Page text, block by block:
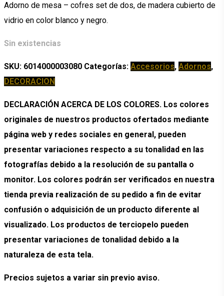
Adorno de mesa – cofres set de dos, de madera cubierto de
vidrio en color blanco y negro.
Sin existencias
SKU: 6014000003080 Categorías: Accesorios, Adornos,
DECORACION
DECLARACIÓN ACERCA DE LOS COLORES. Los colores
originales de nuestros productos ofertados mediante
página web y redes sociales en general, pueden
presentar variaciones respecto a su tonalidad en las
fotografías debido a la resolución de su pantalla o
monitor. Los colores podrán ser verificados en nuestra
tienda previa realización de su pedido a fin de evitar
confusión o adquisición de un producto diferente al
visualizado. Los productos de terciopelo pueden
presentar variaciones de tonalidad debido a la
naturaleza de esta tela.
Precios sujetos a variar sin previo aviso.